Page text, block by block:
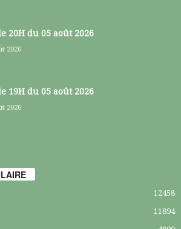
20H du 05 août 2026
2026
19H du 05 août 2026
2026
12458
11894